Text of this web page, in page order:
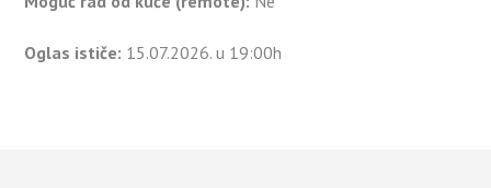
Oglas ističe: 15.07.2026. u 19:00h